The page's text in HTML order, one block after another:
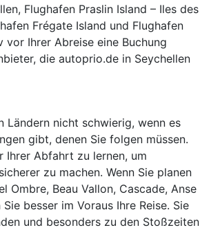
Flughafen Praslin Island – Iles des
Frégate Island und Flughafen
Ihrer Abreise eine Buchung
die autoprio.de in Seychellen
Ländern nicht schwierig, wenn es
gibt, denen Sie folgen müssen.
Ihrer Abfahrt zu lernen, um
zu machen. Wenn Sie planen
Ombre, Beau Vallon, Cascade, Anse
besser im Voraus Ihre Reise. Sie
und besonders zu den Stoßzeiten